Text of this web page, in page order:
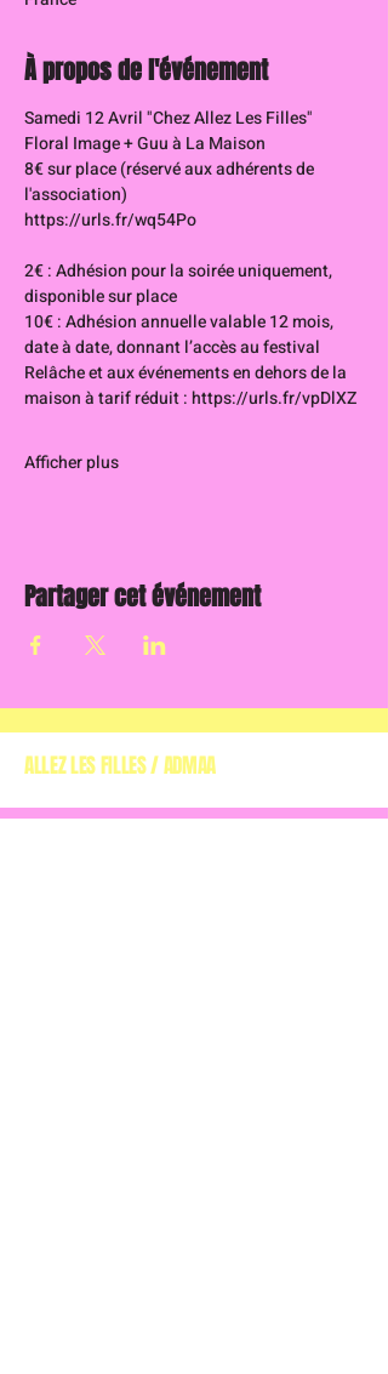
À propos de l'événement
Samedi 12 Avril "Chez Allez Les Filles"
Floral Image + Guu à La Maison
8€ sur place (réservé aux adhérents de
l'association)
https://urls.fr/wq54Po
2€ : Adhésion pour la soirée uniquement,
disponible sur place
10€ : Adhésion annuelle valable 12 mois,
date à date, donnant l’accès au festival
Relâche et aux événements en dehors de la
maison à tarif réduit : https://urls.fr/vpDlXZ
Afficher plus
Partager cet événement
ALLEZ LES FILLES / ADMAA